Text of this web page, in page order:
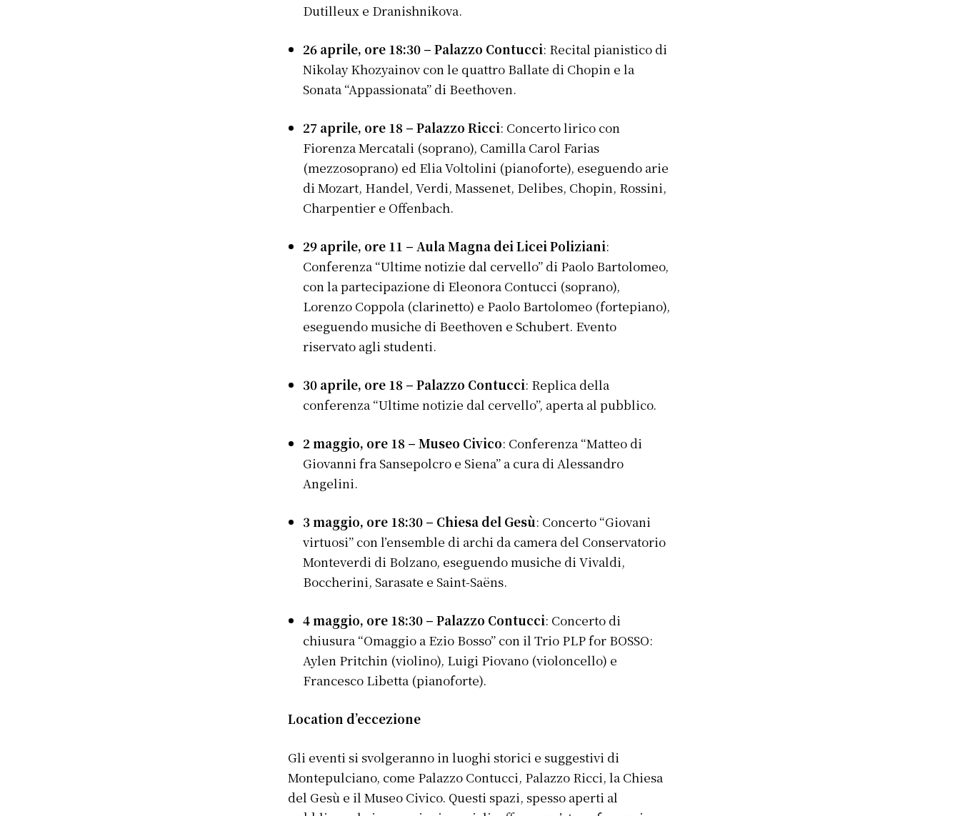
Dutilleux e Dranishnikova.​
26 aprile, ore 18:30 – Palazzo Contucci: Recital pianistico di
Nikolay Khozyainov con le quattro Ballate di Chopin e la
Sonata “Appassionata” di Beethoven.​
27 aprile, ore 18 – Palazzo Ricci: Concerto lirico con
Fiorenza Mercatali (soprano), Camilla Carol Farias
(mezzosoprano) ed Elia Voltolini (pianoforte), eseguendo arie
di Mozart, Handel, Verdi, Massenet, Delibes, Chopin, Rossini,
Charpentier e Offenbach.​
29 aprile, ore 11 – Aula Magna dei Licei Poliziani:
Conferenza “Ultime notizie dal cervello” di Paolo Bartolomeo,
con la partecipazione di Eleonora Contucci (soprano),
Lorenzo Coppola (clarinetto) e Paolo Bartolomeo (fortepiano),
eseguendo musiche di Beethoven e Schubert. Evento
riservato agli studenti.
30 aprile, ore 18 – Palazzo Contucci: Replica della
conferenza “Ultime notizie dal cervello”, aperta al pubblico.​
2 maggio, ore 18 – Museo Civico: Conferenza “Matteo di
Giovanni fra Sansepolcro e Siena” a cura di Alessandro
Angelini.
3 maggio, ore 18:30 – Chiesa del Gesù: Concerto “Giovani
virtuosi” con l’ensemble di archi da camera del Conservatorio
Monteverdi di Bolzano, eseguendo musiche di Vivaldi,
Boccherini, Sarasate e Saint-Saëns.
4 maggio, ore 18:30 – Palazzo Contucci: Concerto di
chiusura “Omaggio a Ezio Bosso” con il Trio PLP for BOSSO:
Aylen Pritchin (violino), Luigi Piovano (violoncello) e
Francesco Libetta (pianoforte).
Location d’eccezione
Gli eventi si svolgeranno in luoghi storici e suggestivi di
Montepulciano, come Palazzo Contucci, Palazzo Ricci, la Chiesa
del Gesù e il Museo Civico. Questi spazi, spesso aperti al